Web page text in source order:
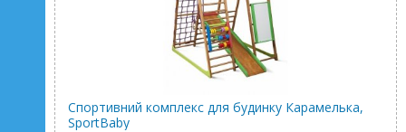
Спортивний комплекс для будинку Карамелька,
SportBaby